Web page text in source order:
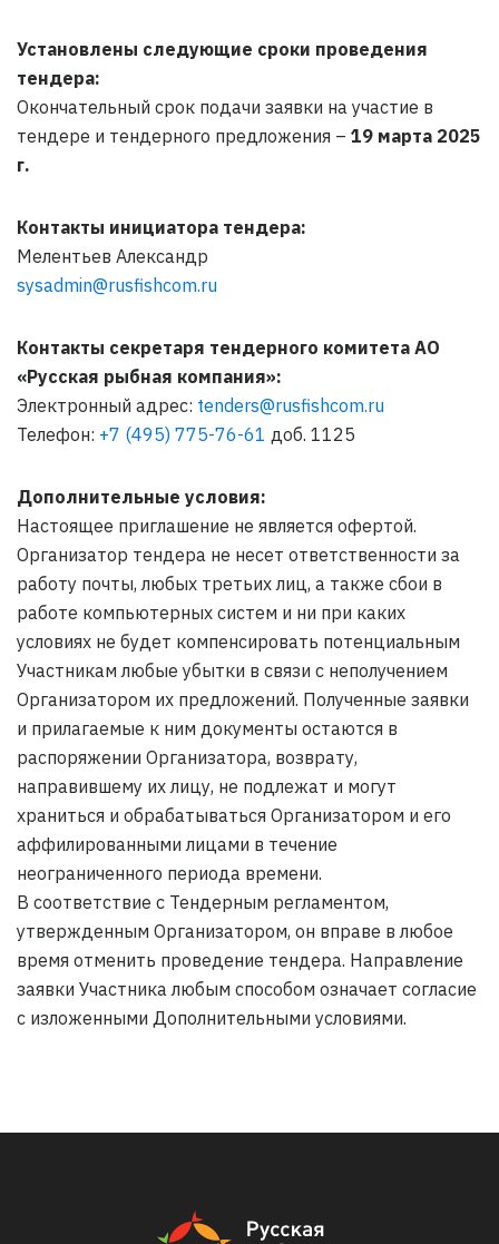
Установлены следующие сроки проведения
тендера:
Окончательный срок подачи заявки на участие в
тендере и тендерного предложения – 19 марта 2025
г.
Контакты инициатора тендера:
Мелентьев Александр
sysadmin@rusfishcom.ru
Контакты секретаря тендерного комитета АО
«Русская рыбная компания»:
Электронный адрес: tenders@rusfishcom.ru
Телефон: +7 (495) 775-76-61 доб. 1125
Дополнительные условия:
Настоящее приглашение не является офертой.
Организатор тендера не несет ответственности за
работу почты, любых третьих лиц, а также сбои в
работе компьютерных систем и ни при каких
условиях не будет компенсировать потенциальным
Участникам любые убытки в связи с неполучением
Организатором их предложений. Полученные заявки
и прилагаемые к ним документы остаются в
распоряжении Организатора, возврату,
направившему их лицу, не подлежат и могут
храниться и обрабатываться Организатором и его
аффилированными лицами в течение
неограниченного периода времени.
В соответствие с Тендерным регламентом,
утвержденным Организатором, он вправе в любое
время отменить проведение тендера. Направление
заявки Участника любым способом означает согласие
с изложенными Дополнительными условиями.